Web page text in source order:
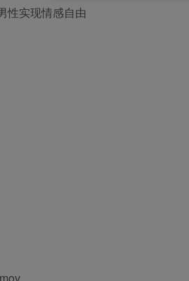
性实现情感自由